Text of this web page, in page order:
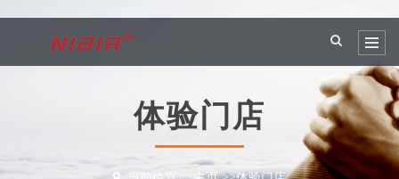
体验门店